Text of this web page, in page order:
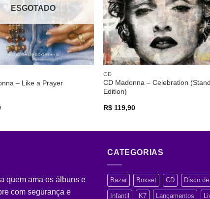
ESGOTADO
– Like a Prayer
CD
CD Madonna – Celebration
Edition)
R$ 119,90
quem ama os álbuns e
com segurança e
CATEGORIAS
Bazar Boxset CD Disco
Infantil K7 Lançamentos